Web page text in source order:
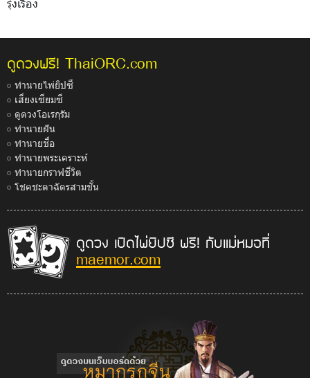
รุ่งเรือง
ดูดวงฟรี! ThaiORC.com
ทำนายไพ่ยิปซี
เสี่ยงเซียมซี
ดูดวงโอเรกุรัม
ทำนายฝัน
ทำนายชื่อ
ทำนายพระเคราะห์
ทำนายกราฟชีวิต
โชคชะตาฉัตรสามชั้น
ดูดวง เปิดไพ่ยิปซี ฟรี! กับแม่หมอที่
maemor.com